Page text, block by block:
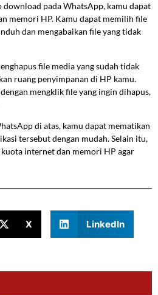
pada WhatsApp, kamu dapat
memori HP. Kamu dapat memilih file
dan mengabaikan file yang tidak
file media yang sudah tidak
ruang penyimpanan di HP kamu.
mengklik file yang ingin dihapus,
di atas, kamu dapat mematikan
tersebut dengan mudah. Selain itu,
internet dan memori HP agar
X LinkedIn